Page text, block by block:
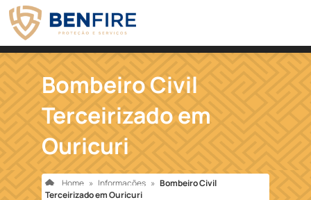
Bombeiro Civil
Terceirizado em
Ouricuri
Home » Informações » Bombeiro Civil
Terceirizado em Ouricuri